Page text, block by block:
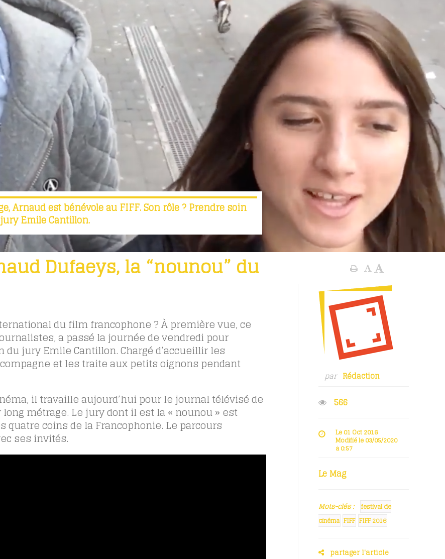
Arnaud est bénévole au FIFF. Son rôle ? Prendre soin
Emile Cantillon.
Dufaeys, la “nounou” du
du film francophone ? À première vue, ce
a passé la journée de vendredi pour
jury Emile Cantillon. Chargé d’accueillir les
et les traite aux petits oignons pendant
il travaille aujourd’hui pour le journal télévisé de
métrage. Le jury dont il est la « nounou » est
quatre coins de la Francophonie. Le parcours
ses invités.
par Rédaction
566
Le 01 Oct 2016
Modifié le 03/05/2020
à 0:57
Le Mag
Mots-clés :
festival de
cinéma FIFF FIFF 2016
partager l'article